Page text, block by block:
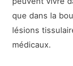
que dans la
lésions
médicaux.